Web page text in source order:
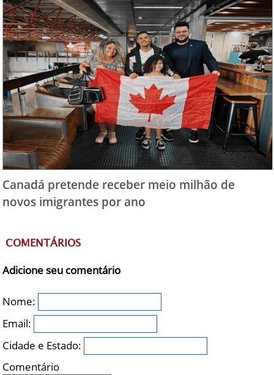
Canadá pretende receber meio milhão de
novos imigrantes por ano
COMENTÁRIOS
Adicione seu comentário
Nome:
Email:
Cidade e Estado:
Comentário